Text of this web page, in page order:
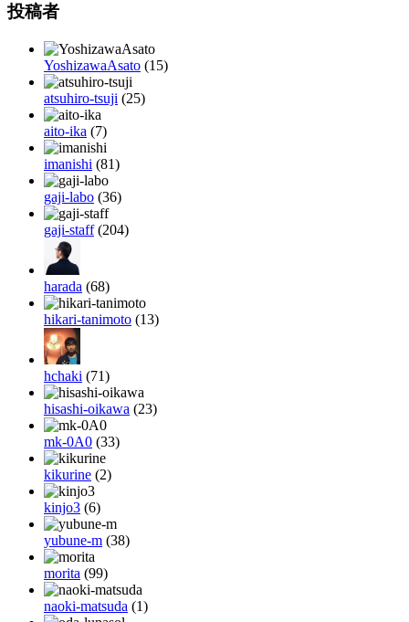
投稿者
YoshizawaAsato (15)
atsuhiro-tsuji (25)
aito-ika (7)
imanishi (81)
gaji-labo (36)
gaji-staff(204)
harada (68)
hikari-tanimoto (13)
hchaki (71)
hisashi-oikawa (23)
mk-0A0 (33)
kikurine (2)
kinjo3 (6)
yubune-m (38)
morita (99)
naoki-matsuda (1)